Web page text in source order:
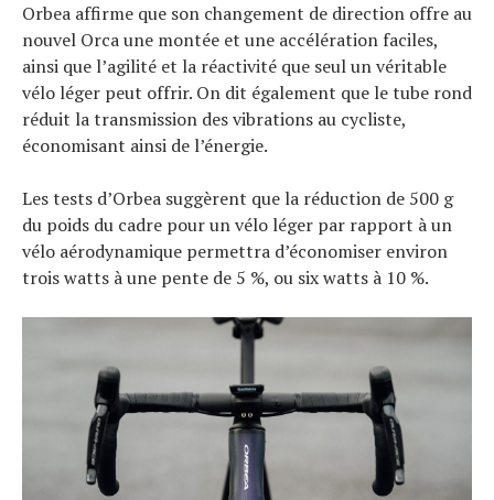
Orbea affirme que son changement de direction offre au
nouvel Orca une montée et une accélération faciles,
ainsi que l’agilité et la réactivité que seul un véritable
vélo léger peut offrir. On dit également que le tube rond
réduit la transmission des vibrations au cycliste,
économisant ainsi de l’énergie.
Les tests d’Orbea suggèrent que la réduction de 500 g
du poids du cadre pour un vélo léger par rapport à un
vélo aérodynamique permettra d’économiser environ
trois watts à une pente de 5 %, ou six watts à 10 %.